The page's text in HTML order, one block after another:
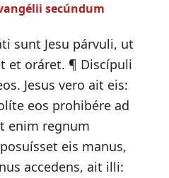
secúndum
sunt Jesu párvuli, ut
et oráret. ¶ Discípuli
Jesus vero ait eis:
eos prohibére ad
enim regnum
eis manus,
accedens, ait illi: